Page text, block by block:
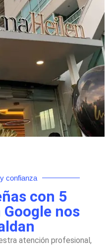
confianza
con 5
nos
atención profesional,